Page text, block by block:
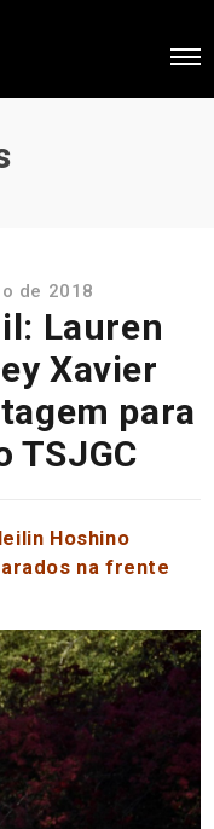
de 2018
Lauren
Xavier
para
TSJGC
Hoshino
na frente